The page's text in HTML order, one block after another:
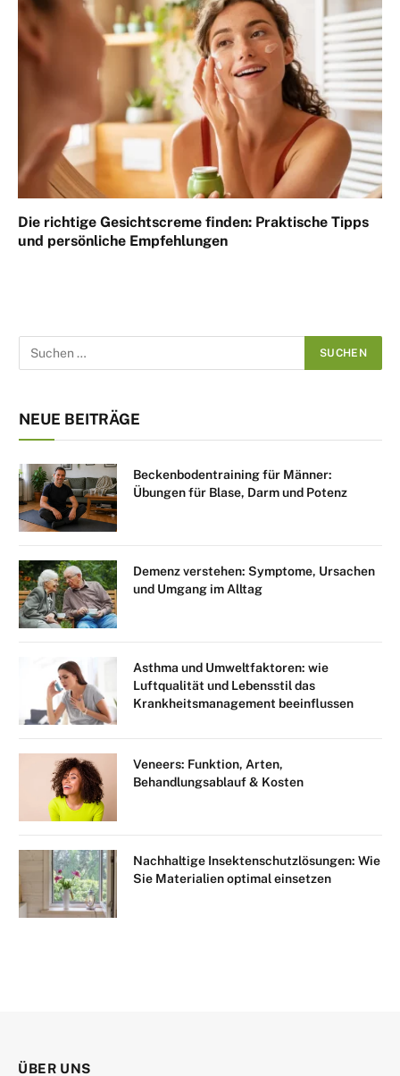
Die richtige Gesichtscreme finden: Praktische Tipps
und persönliche Empfehlungen
NEUE BEITRÄGE
Beckenbodentraining für Männer:
Übungen für Blase, Darm und Potenz
Demenz verstehen: Symptome, Ursachen
und Umgang im Alltag
Asthma und Umweltfaktoren: wie
Luftqualität und Lebensstil das
Krankheitsmanagement beeinflussen
Veneers: Funktion, Arten,
Behandlungsablauf & Kosten
Nachhaltige Insektenschutzlösungen: Wie
Sie Materialien optimal einsetzen
ÜBER UNS